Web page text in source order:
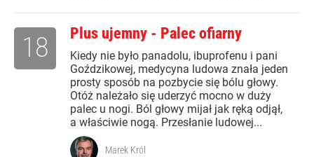
Plus ujemny - Palec ofiarny
Kiedy nie było panadolu, ibuprofenu i pani
Goździkowej, medycyna ludowa znała jeden
prosty sposób na pozbycie się bólu głowy.
Otóż należało się uderzyć mocno w duży
palec u nogi. Ból głowy mijał jak ręką odjął,
a właściwie nogą. Przesłanie ludowej...
18
Marek Król